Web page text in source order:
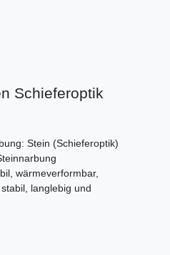
Schieferoptik
Stein (Schieferoptik)
wärmeverformbar,
langlebig und